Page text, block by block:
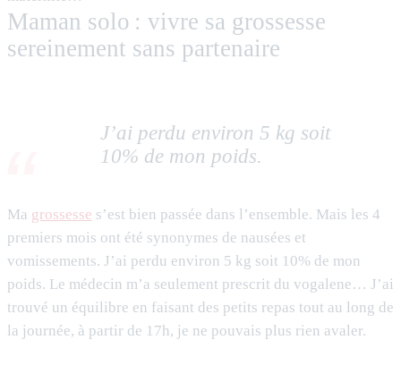
Maman solo : vivre sa grossesse
sereinement sans partenaire
J’ai perdu environ 5 kg soit
10% de mon poids.
Ma grossesse s’est bien passée dans l’ensemble. Mais les 4
premiers mois ont été synonymes de nausées et
vomissements. J’ai perdu environ 5 kg soit 10% de mon
poids. Le médecin m’a seulement prescrit du vogalene… J’ai
trouvé un équilibre en faisant des petits repas tout au long de
la journée, à partir de 17h, je ne pouvais plus rien avaler.